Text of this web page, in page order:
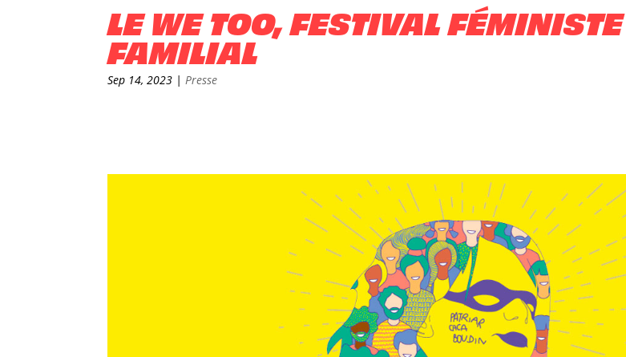
LE WE TOO, FESTIVAL FÉMINISTE
FAMILIAL
Sep 14, 2023 | Presse